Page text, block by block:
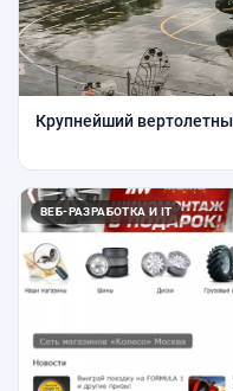
Крупнейший
ВЕБ-РАЗРАБОТКА И IT